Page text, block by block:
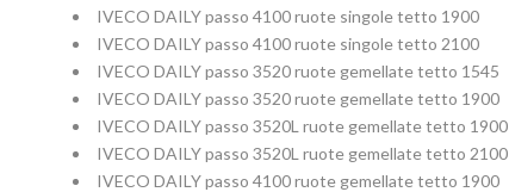
IVECO DAILY passo 4100 ruote singole tetto 1900
IVECO DAILY passo 4100 ruote singole tetto 2100
IVECO DAILY passo 3520 ruote gemellate tetto 1545
IVECO DAILY passo 3520 ruote gemellate tetto 1900
IVECO DAILY passo 3520L ruote gemellate tetto 1900
IVECO DAILY passo 3520L ruote gemellate tetto 2100
IVECO DAILY passo 4100 ruote gemellate tetto 1900